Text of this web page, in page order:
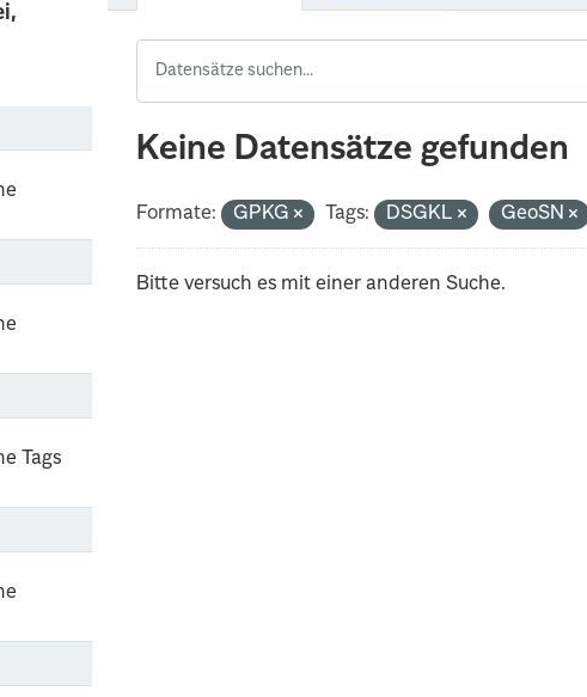
Tags
Keine Datensätze gefunden
Formate: GPKG Tags: DSGKL GeoSN
Bitte versuch es mit einer anderen Suche.